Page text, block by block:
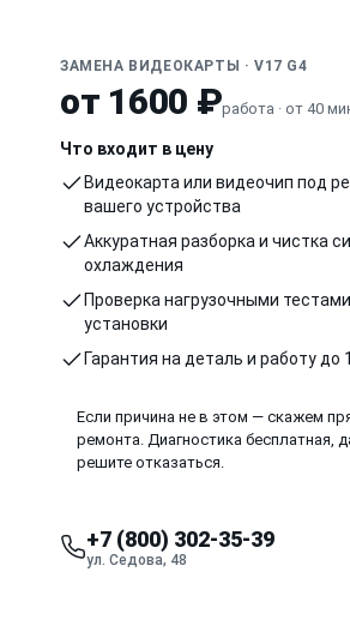
ЗАМЕНА ВИДЕОКАРТЫ · V17 G4
от 1600 ₽работа · от 40
Что входит в цену
Видеокарта или видеочип под
вашего устройства
Аккуратная разборка и чистка
охлаждения
Проверка нагрузочными
установки
Гарантия на деталь и работу до
Если причина не в этом — скажем
ремонта. Диагностика бесплатная,
решите отказаться.
+7 (800) 302-35-39
ул. Седова, 48